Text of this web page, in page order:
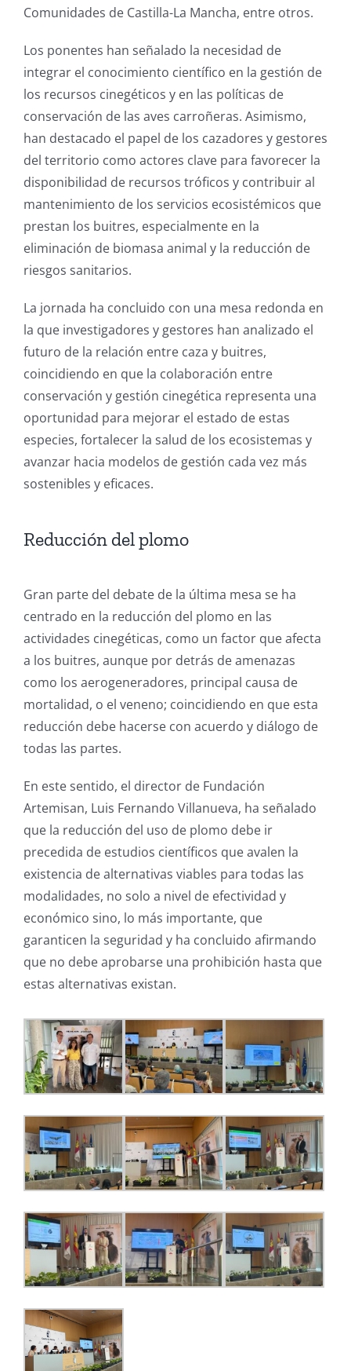
Comunidades de Castilla-La Mancha, entre otros.
Los ponentes han señalado la necesidad de
integrar el conocimiento científico en la gestión de
los recursos cinegéticos y en las políticas de
conservación de las aves carroñeras. Asimismo,
han destacado el papel de los cazadores y gestores
del territorio como actores clave para favorecer la
disponibilidad de recursos tróficos y contribuir al
mantenimiento de los servicios ecosistémicos que
prestan los buitres, especialmente en la
eliminación de biomasa animal y la reducción de
riesgos sanitarios.
La jornada ha concluido con una mesa redonda en
la que investigadores y gestores han analizado el
futuro de la relación entre caza y buitres,
coincidiendo en que la colaboración entre
conservación y gestión cinegética representa una
oportunidad para mejorar el estado de estas
especies, fortalecer la salud de los ecosistemas y
avanzar hacia modelos de gestión cada vez más
sostenibles y eficaces.
Reducción del plomo
Gran parte del debate de la última mesa se ha
centrado en la reducción del plomo en las
actividades cinegéticas, como un factor que afecta
a los buitres, aunque por detrás de amenazas
como los aerogeneradores, principal causa de
mortalidad, o el veneno; coincidiendo en que esta
reducción debe hacerse con acuerdo y diálogo de
todas las partes.
En este sentido, el director de Fundación
Artemisan, Luis Fernando Villanueva, ha señalado
que la reducción del uso de plomo debe ir
precedida de estudios científicos que avalen la
existencia de alternativas viables para todas las
modalidades, no solo a nivel de efectividad y
económico sino, lo más importante, que
garanticen la seguridad y ha concluido afirmando
que no debe aprobarse una prohibición hasta que
estas alternativas existan.